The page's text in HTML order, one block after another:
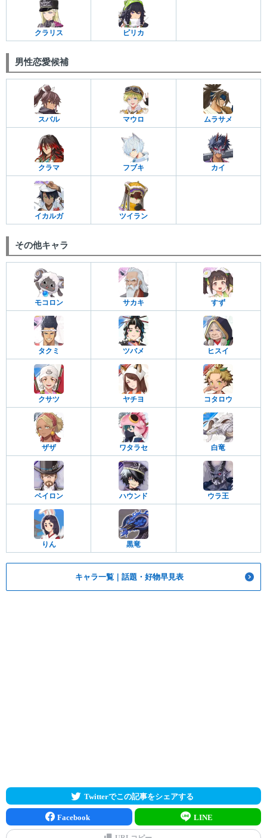
クラリス ピリカ
男性恋愛候補
スバル マウロ ムラサメ
クラマ フブキ カイ
イカルガ ツイラン
その他キャラ
モコロン サカキ すず
タクミ ツバメ ヒスイ
クサツ ヤチヨ コタロウ
ザザ ワタラセ 白竜
ベイロン ハウンド ウラ王
りん 黒竜
キャラ一覧｜話題・好物早見表
Twitterでこの記事をシェアする
Facebook LINE